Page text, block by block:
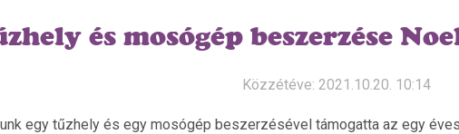
és mosógép beszerzése
Közzétéve: 2021.10.20. 10:14
egy tűzhely és egy mosógép beszerzésével támogatta az egy